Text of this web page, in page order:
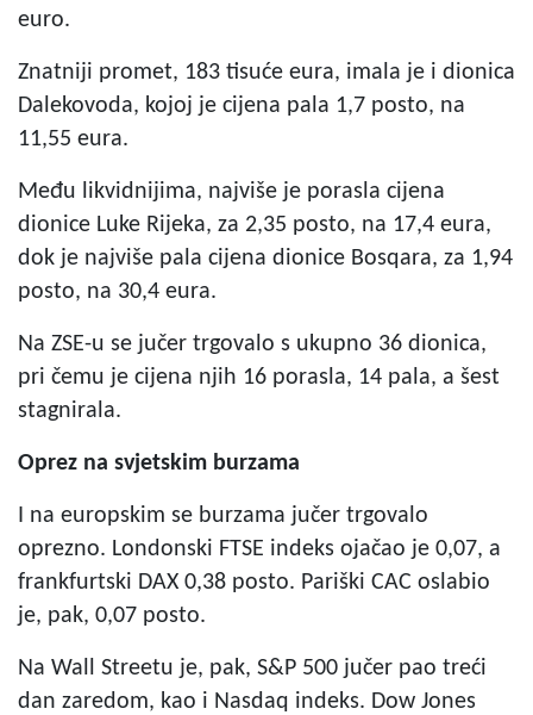
euro.
Znatniji promet, 183 tisuće eura, imala je i dionica
Dalekovoda, kojoj je cijena pala 1,7 posto, na
11,55 eura.
Među likvidnijima, najviše je porasla cijena
dionice Luke Rijeka, za 2,35 posto, na 17,4 eura,
dok je najviše pala cijena dionice Bosqara, za 1,94
posto, na 30,4 eura.
Na ZSE-u se jučer trgovalo s ukupno 36 dionica,
pri čemu je cijena njih 16 porasla, 14 pala, a šest
stagnirala.
Oprez na svjetskim burzama
I na europskim se burzama jučer trgovalo
oprezno. Londonski FTSE indeks ojačao je 0,07, a
frankfurtski DAX 0,38 posto. Pariški CAC oslabio
je, pak, 0,07 posto.
Na Wall Streetu je, pak, S&P 500 jučer pao treći
dan zaredom, kao i Nasdaq indeks. Dow Jones